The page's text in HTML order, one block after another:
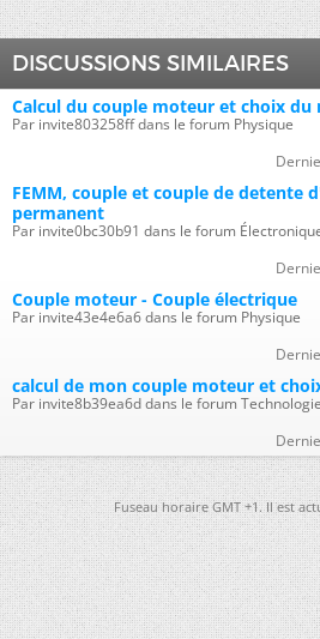
DISCUSSIONS SIMILAIRES
Calcul du couple moteur et choix du
Par invite803258ff dans le forum Physique
FEMM, couple et couple de detente
permanent
Par invite0bc30b91 dans le forum
Couple moteur - Couple électrique
Par invite43e4e6a6 dans le forum Physique
calcul de mon couple moteur et
Par invite8b39ea6d dans le forum
Fuseau horaire GMT +1. Il est